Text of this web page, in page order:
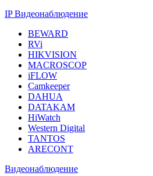
IP Видеонаблюдение
BEWARD
RVi
HIKVISION
MACROSCOP
iFLOW
Camkeeper
DAHUA
DATAKAM
HiWatch
Western Digital
TANTOS
ARECONT
Видеонаблюдение